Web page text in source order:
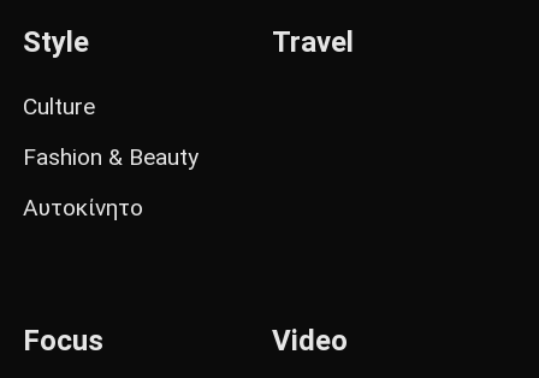
Style
Culture
Fashion & Beauty
Αυτοκίνητο
Travel
Focus Video